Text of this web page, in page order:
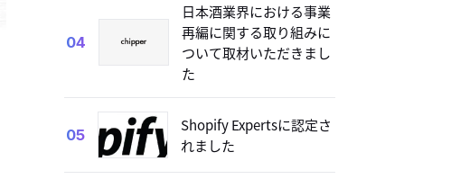
04
日本酒業界における事業
再編に関する取り組みに
ついて取材いただきまし
た
05
Shopify Expertsに認定さ
れました